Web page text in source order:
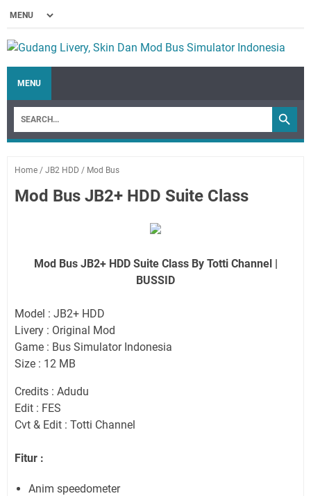
MENU
Home / JB2 HDD / Mod Bus
Mod Bus JB2+ HDD Suite Class
Mod Bus JB2+ HDD Suite Class By Totti Channel |
BUSSID
Model : JB2+ HDD
Livery : Original Mod
Game : Bus Simulator Indonesia
Size : 12 MB
Credits : Adudu
Edit : FES
Cvt & Edit : Totti Channel
Fitur :
Anim speedometer